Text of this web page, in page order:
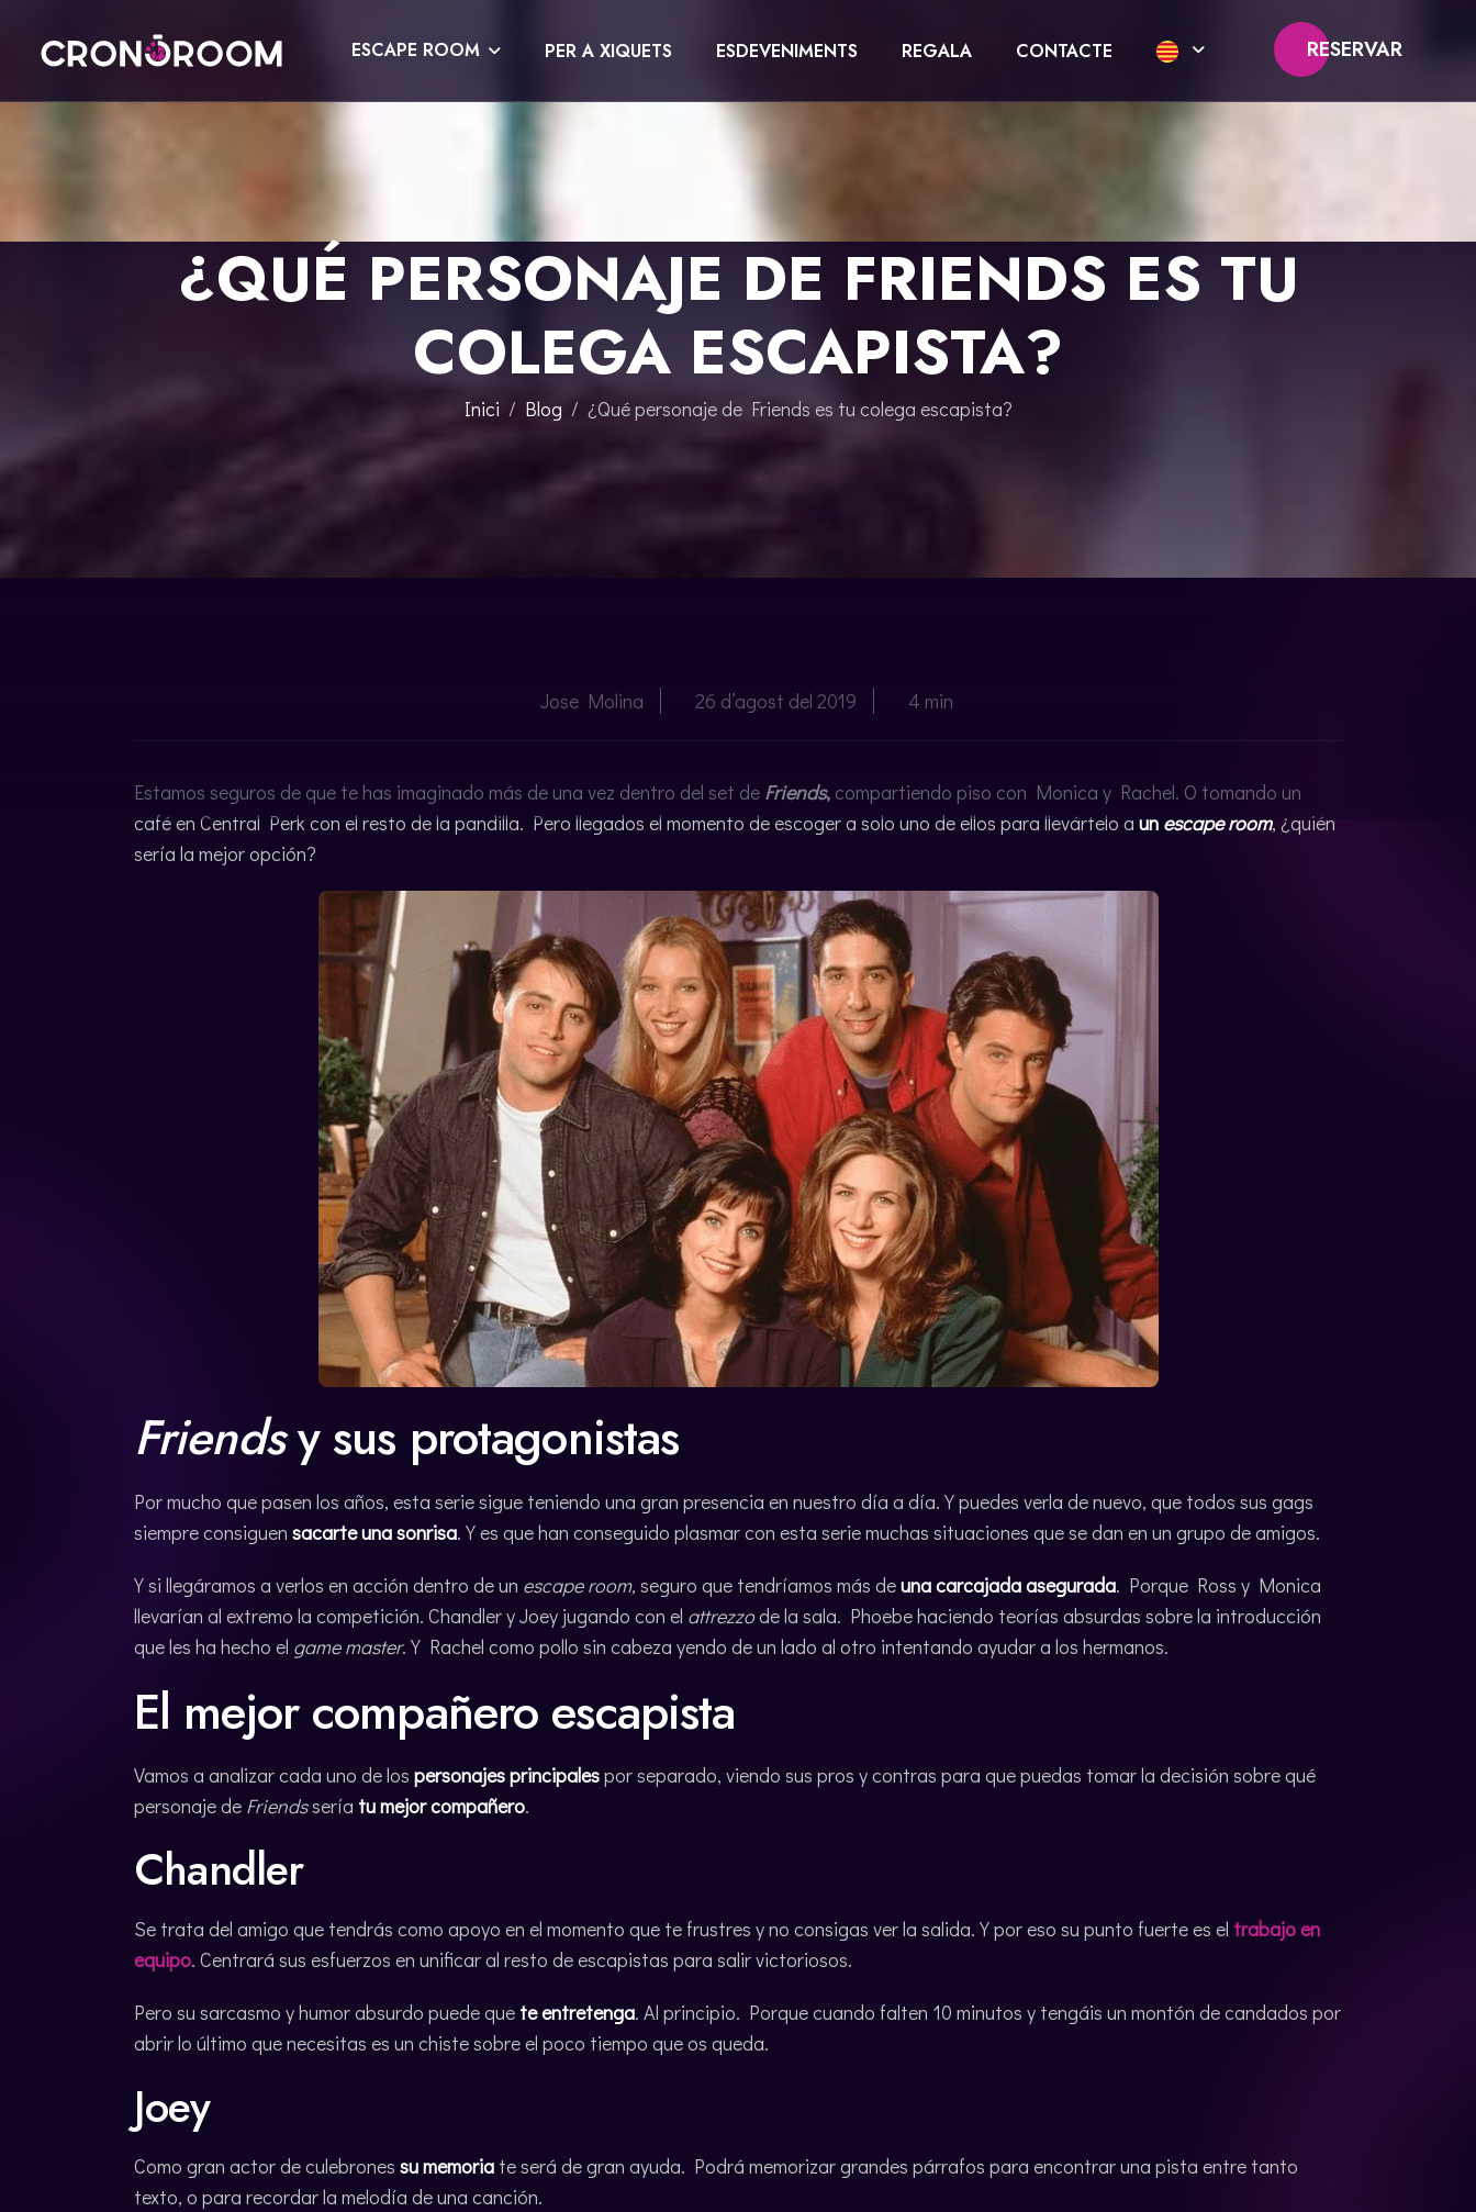
ESCAPE ROOM PER A XIQUETS ESDEVENIMENTS REGALA CONTACTE RESERVAR
CLASSE DE POCIONS
LABORATORI JURÀSSIC
ESDEVENIMENTS
¿QUÉ PERSONAJE DE FRIENDS ES TU
COLEGA ESCAPISTA?
Inici Blog ¿Qué personaje de Friends es tu colega escapista?
Jose Molina 26 d’agost del 2019 4 min
Estamos seguros de que te has imaginado más de una vez dentro del set de Friends, compartiendo piso con Monica y Rachel. O tomando un
café en Central Perk con el resto de la pandilla. Pero llegados el momento de escoger a solo uno de ellos para llevártelo a un escape room, ¿quién
sería la mejor opción?
Friendsy sus protagonistas
Por mucho que pasen los años, esta serie sigue teniendo una gran presencia en nuestro día a día. Y puedes verla de nuevo, que todos sus gags
siempre consiguen sacarte una sonrisa. Y es que han conseguido plasmar con esta serie muchas situaciones que se dan en un grupo de amigos.
Y si llegáramos a verlos en acción dentro de un escape room, seguro que tendríamos más deuna carcajada asegurada. Porque Ross y Monica
llevarían al extremo la competición. Chandler y Joey jugando con el attrezzode la sala. Phoebe haciendo teorías absurdas sobre la introducción
que les ha hecho el game master. Y Rachel como pollo sin cabeza yendo de un lado al otro intentando ayudar a los hermanos.
El mejor compañero escapista
Vamos a analizar cada uno de los personajes principalespor separado, viendo sus pros y contras para que puedas tomar la decisión sobre qué
personaje de Friendssería tu mejor compañero.
Chandler
Se trata del amigo que tendrás como apoyo en el momento que te frustres y no consigas ver la salida. Y por eso su punto fuerte es el trabajo en
equipo. Centrará sus esfuerzos en unificar al resto de escapistas para salir victoriosos.
Pero su sarcasmo y humor absurdo puede que te entretenga. Al principio. Porque cuando falten 10 minutos y tengáis un montón de candados por
abrir lo último que necesitas es un chiste sobre el poco tiempo que os queda.
Joey
Como gran actor de culebrones su memoria te será de gran ayuda. Podrá memorizar grandes párrafos para encontrar una pista entre tanto
texto, o para recordar la melodía de una canción.